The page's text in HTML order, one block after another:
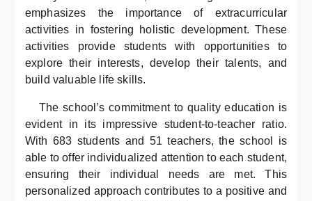
emphasizes the importance of extracurricular
activities in fostering holistic development. These
activities provide students with opportunities to
explore their interests, develop their talents, and
build valuable life skills.
The school’s commitment to quality education is
evident in its impressive student-to-teacher ratio.
With 683 students and 51 teachers, the school is
able to offer individualized attention to each student,
ensuring their individual needs are met. This
personalized approach contributes to a positive and